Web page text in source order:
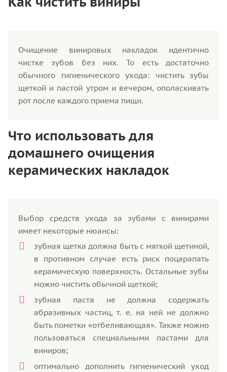
Очищение винировых накладок идентично
чистке зубов без них. То есть достаточно
обычного гигиенического ухода: чистить зубы
щеткой и пастой утром и вечером, ополаскивать
рот после каждого приема пищи.
Что использовать для
домашнего очищения
керамических накладок
Выбор средств ухода за зубами с винирами
имеет некоторые нюансы:
зубная щетка должна быть с мягкой щетиной,
в противном случае есть риск поцарапать
керамическую поверхность. Остальные зубы
можно чистить обычной щеткой;
зубная паста не должна содержать
абразивных частиц, т. е. на ней не должно
быть пометки «отбеливающая». Также можно
пользоваться специальными пастами для
виниров;
оптимально дополнить гигиенический уход